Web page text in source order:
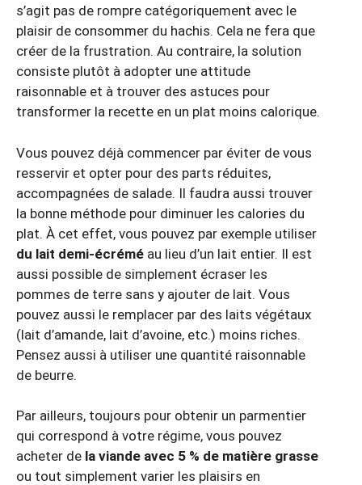
s’agit pas de rompre catégoriquement avec le
plaisir de consommer du hachis. Cela ne fera que
créer de la frustration. Au contraire, la solution
consiste plutôt à adopter une attitude
raisonnable et à trouver des astuces pour
transformer la recette en un plat moins calorique.
Vous pouvez déjà commencer par éviter de vous
resservir et opter pour des parts réduites,
accompagnées de salade. Il faudra aussi trouver
la bonne méthode pour diminuer les calories du
plat. À cet effet, vous pouvez par exemple utiliser
du lait demi-écrémé au lieu d’un lait entier. Il est
aussi possible de simplement écraser les
pommes de terre sans y ajouter de lait. Vous
pouvez aussi le remplacer par des laits végétaux
(lait d’amande, lait d’avoine, etc.) moins riches.
Pensez aussi à utiliser une quantité raisonnable
de beurre.
Par ailleurs, toujours pour obtenir un parmentier
qui correspond à votre régime, vous pouvez
acheter de la viande avec 5 % de matière grasse
ou tout simplement varier les plaisirs en